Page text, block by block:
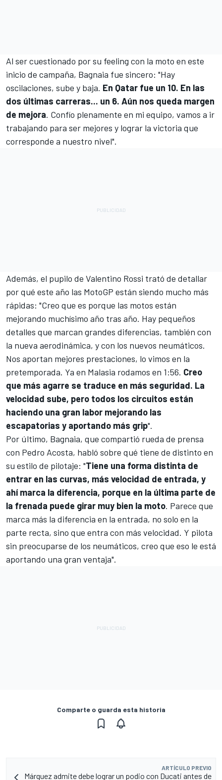
Al ser cuestionado por su feeling con la moto en este
inicio de campaña, Bagnaia fue sincero: "Hay
oscilaciones, sube y baja. En Qatar fue un 10. En las
dos últimas carreras... un 6. Aún nos queda margen
de mejora. Confío plenamente en mi equipo, vamos a ir
trabajando para ser mejores y lograr la victoria que
corresponde a nuestro nivel".
Además, el pupilo de Valentino Rossi trató de detallar
por qué este año las MotoGP están siendo mucho más
rápidas: "Creo que es porque las motos están
mejorando muchísimo año tras año. Hay pequeños
detalles que marcan grandes diferencias, también con
la nueva aerodinámica, y con los nuevos neumáticos.
Nos aportan mejores prestaciones, lo vimos en la
pretemporada. Ya en Malasia rodamos en 1:56. Creo
que más agarre se traduce en más seguridad. La
velocidad sube, pero todos los circuitos están
haciendo una gran labor mejorando las
escapatorias y aportando más grip".
Por último, Bagnaia, que compartió rueda de prensa
con Pedro Acosta, habló sobre qué tiene de distinto en
su estilo de pilotaje: "Tiene una forma distinta de
entrar en las curvas, más velocidad de entrada, y
ahí marca la diferencia, porque en la última parte de
la frenada puede girar muy bien la moto. Parece que
marca más la diferencia en la entrada, no solo en la
parte recta, sino que entra con más velocidad. Y pilota
sin preocuparse de los neumáticos, creo que eso le está
aportando una gran ventaja".
Comparte o guarda esta historia
ARTÍCULO PREVIO
Márquez admite debe lograr un podio con Ducati antes de